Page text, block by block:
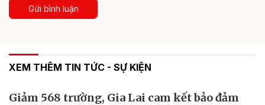
Gửi bình luận
XEM THÊM TIN TỨC - SỰ KIỆN
Giảm 568 trường, Gia Lai cam kết bảo đảm